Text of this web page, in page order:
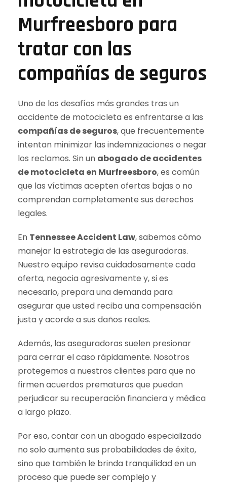
Murfreesboro para
tratar con las
compañías de seguros
Uno de los desafíos más grandes tras un
accidente de motocicleta es enfrentarse a las
compañías de seguros, que frecuentemente
intentan minimizar las indemnizaciones o negar
los reclamos. Sin un abogado de accidentes
de motocicleta en Murfreesboro, es común
que las víctimas acepten ofertas bajas o no
comprendan completamente sus derechos
legales.
En Tennessee Accident Law, sabemos cómo
manejar la estrategia de las aseguradoras.
Nuestro equipo revisa cuidadosamente cada
oferta, negocia agresivamente y, si es
necesario, prepara una demanda para
asegurar que usted reciba una compensación
justa y acorde a sus daños reales.
Además, las aseguradoras suelen presionar
para cerrar el caso rápidamente. Nosotros
protegemos a nuestros clientes para que no
firmen acuerdos prematuros que puedan
perjudicar su recuperación financiera y médica
a largo plazo.
Por eso, contar con un abogado especializado
no solo aumenta sus probabilidades de éxito,
sino que también le brinda tranquilidad en un
proceso que puede ser complejo y